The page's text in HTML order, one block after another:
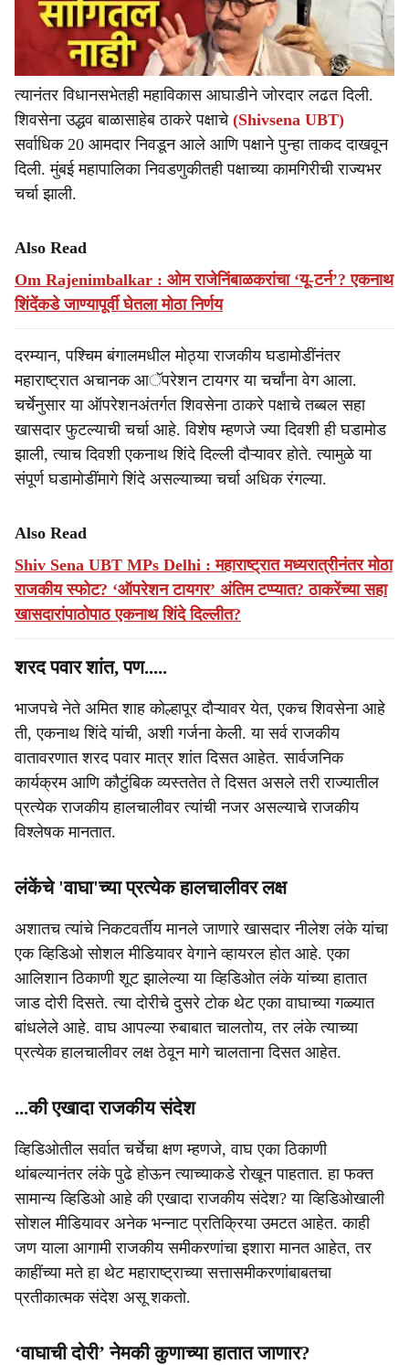
त्यानंतर विधानसभेतही महाविकास आघाडीने जोरदार लढत दिली.
शिवसेना उद्धव बाळासाहेब ठाकरे पक्षाचे (Shivsena UBT)
सर्वाधिक 20 आमदार निवडून आले आणि पक्षाने पुन्हा ताकद दाखवून
दिली. मुंबई महापालिका निवडणुकीतही पक्षाच्या कामगिरीची राज्यभर
चर्चा झाली.
Also Read
Om Rajenimbalkar : ओम राजेनिंबाळकरांचा ‘यू-टर्न’? एकनाथ
शिंदेंकडे जाण्यापूर्वी घेतला मोठा निर्णय
दरम्यान, पश्चिम बंगालमधील मोठ्या राजकीय घडामोडींनंतर
महाराष्ट्रात अचानक आॅपरेशन टायगर या चर्चांना वेग आला.
चर्चेनुसार या ऑपरेशनअंतर्गत शिवसेना ठाकरे पक्षाचे तब्बल सहा
खासदार फुटल्याची चर्चा आहे. विशेष म्हणजे ज्या दिवशी ही घडामोड
झाली, त्याच दिवशी एकनाथ शिंदे दिल्ली दौऱ्यावर होते. त्यामुळे या
संपूर्ण घडामोडींमागे शिंदे असल्याच्या चर्चा अधिक रंगल्या.
Also Read
Shiv Sena UBT MPs Delhi : महाराष्ट्रात मध्यरात्रीनंतर मोठा
राजकीय स्फोट? ‘ऑपरेशन टायगर’ अंतिम टप्प्यात? ठाकरेंच्या सहा
खासदारांपाठोपाठ एकनाथ शिंदे दिल्लीत?
शरद पवार शांत, पण.....
भाजपचे नेते अमित शाह कोल्हापूर दौऱ्यावर येत, एकच शिवसेना आहे
ती, एकनाथ शिंदे यांची, अशी गर्जना केली. या सर्व राजकीय
वातावरणात शरद पवार मात्र शांत दिसत आहेत. सार्वजनिक
कार्यक्रम आणि कौटुंबिक व्यस्ततेत ते दिसत असले तरी राज्यातील
प्रत्येक राजकीय हालचालीवर त्यांची नजर असल्याचे राजकीय
विश्लेषक मानतात.
लंकेंचे 'वाघा'च्या प्रत्येक हालचालीवर लक्ष
अशातच त्यांचे निकटवर्तीय मानले जाणारे खासदार नीलेश लंके यांचा
एक व्हिडिओ सोशल मीडियावर वेगाने व्हायरल होत आहे. एका
आलिशान ठिकाणी शूट झालेल्या या व्हिडिओत लंके यांच्या हातात
जाड दोरी दिसते. त्या दोरीचे दुसरे टोक थेट एका वाघाच्या गळ्यात
बांधलेले आहे. वाघ आपल्या रुबाबात चालतोय, तर लंके त्याच्या
प्रत्येक हालचालीवर लक्ष ठेवून मागे चालताना दिसत आहेत.
...की एखादा राजकीय संदेश
व्हिडिओतील सर्वात चर्चेचा क्षण म्हणजे, वाघ एका ठिकाणी
थांबल्यानंतर लंके पुढे होऊन त्याच्याकडे रोखून पाहतात. हा फक्त
सामान्य व्हिडिओ आहे की एखादा राजकीय संदेश? या व्हिडिओखाली
सोशल मीडियावर अनेक भन्नाट प्रतिक्रिया उमटत आहेत. काही
जण याला आगामी राजकीय समीकरणांचा इशारा मानत आहेत, तर
काहींच्या मते हा थेट महाराष्ट्राच्या सत्तासमीकरणांबाबतचा
प्रतीकात्मक संदेश असू शकतो.
‘वाघाची दोरी’ नेमकी कुणाच्या हातात जाणार?